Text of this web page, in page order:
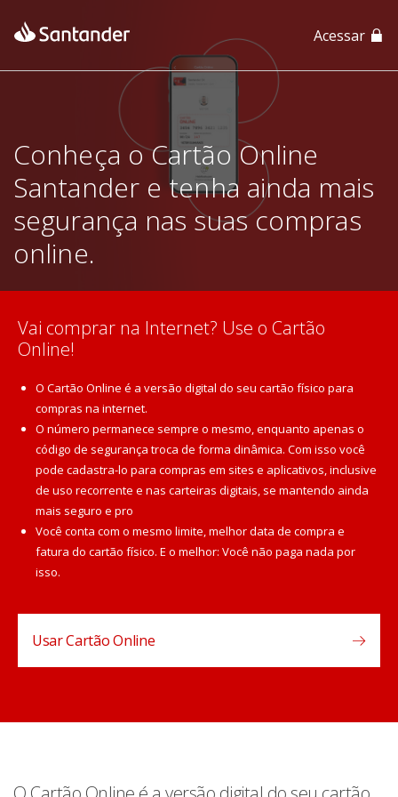
App Santander
App Santander Empresas
Acessar
Conheça o Cartão Online
Santander e tenha ainda mais
segurança nas suas compras
online.
Vai comprar na Internet? Use o Cartão
Online!
O Cartão Online é a versão digital do seu cartão físico para
compras na internet.
O número permanece sempre o mesmo, enquanto apenas o
código de segurança troca de forma dinâmica. Com isso você
pode cadastra-lo para compras em sites e aplicativos, inclusive
de uso recorrente e nas carteiras digitais, se mantendo ainda
mais seguro e pro
Você conta com o mesmo limite, melhor data de compra e
fatura do cartão físico. E o melhor: Você não paga nada por
isso.
Usar Cartão Online